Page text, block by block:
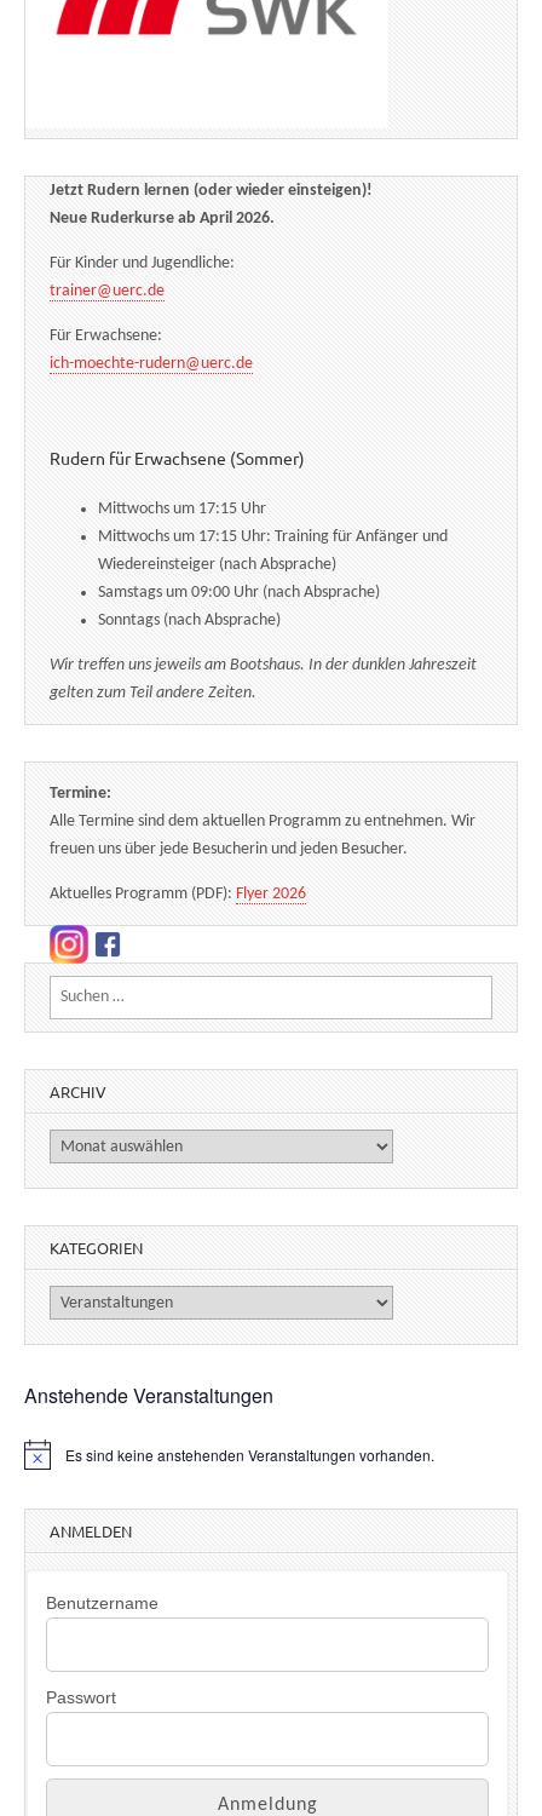
Jetzt Rudern lernen (oder wieder einsteigen)!
Neue Ruderkurse ab April 2026.
Für Kinder und Jugendliche:
trainer@uerc.de
Für Erwachsene:
ich-moechte-rudern@uerc.de
Rudern für Erwachsene (Sommer)
Mittwochs um 17:15 Uhr
Mittwochs um 17:15 Uhr: Training für Anfänger und
Wiedereinsteiger (nach Absprache)
Samstags um 09:00 Uhr (nach Absprache)
Sonntags (nach Absprache)
Wir treffen uns jeweils am Bootshaus. In der dunklen Jahreszeit
gelten zum Teil andere Zeiten.
Termine:
Alle Termine sind dem aktuellen Programm zu entnehmen. Wir
freuen uns über jede Besucherin und jeden Besucher.
Aktuelles Programm (PDF): Flyer 2026
Suchen nach:
ARCHIV
Archiv
KATEGORIEN
Kategorien
Anstehende Veranstaltungen
H
i
Es sind keine anstehenden Veranstaltungen vorhanden.
ANMELDEN
Benutzername
Passwort